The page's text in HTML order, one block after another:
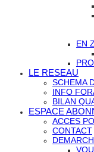
EN
LE RESEAU
SCHEMA
INFO
BILAN
ESPACE
ACCES
CONTACT